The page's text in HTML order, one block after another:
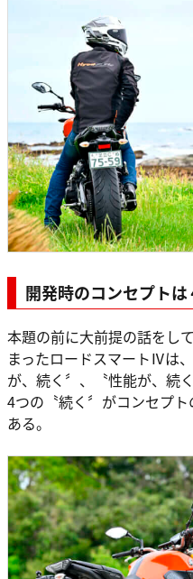
開発時のコンセプトは
本題の前に大前提の話をし
まったロードスマートⅣは
が、続く〞、〝性能が、続
4つの〝続く〞がコンセプ
ある。